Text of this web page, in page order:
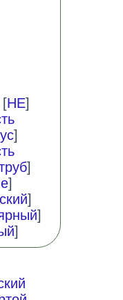
[НЕ]
]
]
]
]
]
]